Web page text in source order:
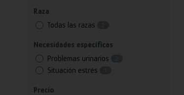
Raza
Todas las razas
Necesidades específicas
Problemas urinarios
Situación estrés
Precio